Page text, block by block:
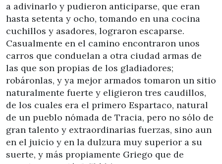
a adivinarlo y pudieron anticiparse, que eran
hasta setenta y ocho, tomando en una cocina
cuchillos y asadores, lograron escaparse.
Casualmente en el camino encontraron unos
carros que conduelan a otra ciudad armas de
las que son propias de los gladiadores;
robáronlas, y ya mejor armados tomaron un sitio
naturalmente fuerte y eligieron tres caudillos,
de los cuales era el primero Espartaco, natural
de un pueblo nómada de Tracia, pero no sólo de
gran talento y extraordinarias fuerzas, sino aun
en el juicio y en la dulzura muy superior a su
suerte, y más propiamente Griego que de